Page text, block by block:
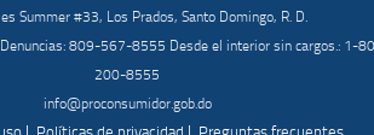
Summer #33, Los Prados, Santo Domingo, R. D.
809-567-8555 Desde el interior sin cargos.: 1-
200-8555
info@proconsumidor.gob.do